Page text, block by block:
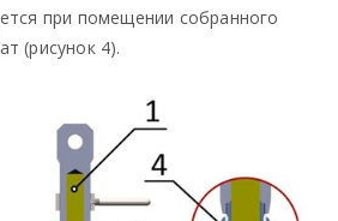
при помещении собранного
(рисунок 4).